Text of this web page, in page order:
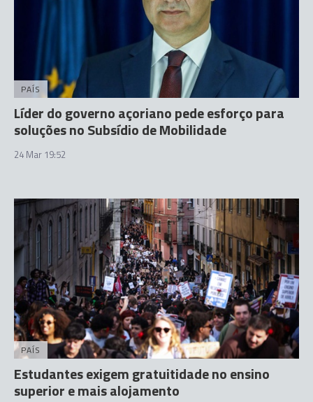
PAÍS
Líder do governo açoriano pede esforço para
soluções no Subsídio de Mobilidade
24 Mar 19:52
PAÍS
Estudantes exigem gratuitidade no ensino
superior e mais alojamento